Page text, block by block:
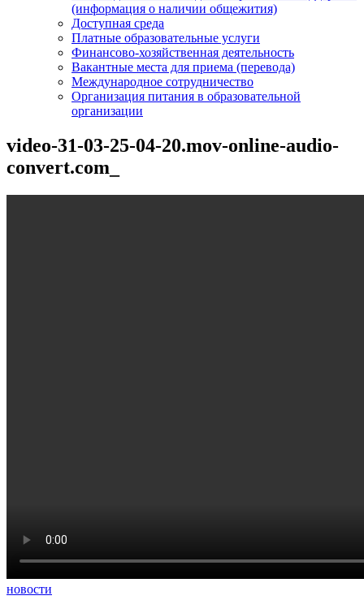
(информация о наличии общежития)
Доступная среда
Платные образовательные услуги
Финансово-хозяйственная деятельность
Вакантные места для приема (перевода)
Международное сотрудничество
Организация питания в образовательной
организации
video-31-03-25-04-20.mov-online-audio-
convert.com_
новости